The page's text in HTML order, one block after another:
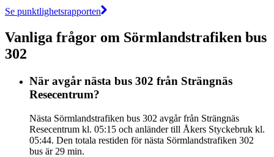
Se punktlighetsrapporten
Vanliga frågor om Sörmlandstrafiken bus
302
När avgår nästa bus 302 från Strängnäs
Resecentrum?
Nästa Sörmlandstrafiken bus 302 avgår från Strängnäs
Resecentrum kl. 05:15 och anländer till Åkers Styckebruk kl.
05:44. Den totala restiden för nästa Sörmlandstrafiken 302
bus är 29 min.